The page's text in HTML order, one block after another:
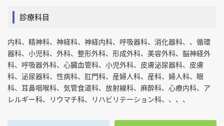
診療科目
内科、精神科、神経科、神経内科、呼吸器科、消化器科、、循環
器科、小児科、外科、整形外科、形成外科、美容外科、脳神経外
科、呼吸器外科、心臓血管科、小児外科、皮膚泌尿器科、皮膚
科、泌尿器科、性病科、肛門科、産婦人科、産科、婦人科、眼
科、耳鼻咽喉科、気管食道科、放射線科、麻酔科、心療内科、ア
レルギー科、リウマチ科、リハビリテーション科、、、、